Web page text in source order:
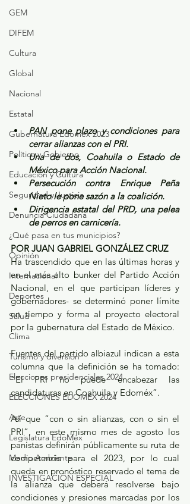
GEM
DIFEM
Cultura
Global
Nacional
Estatal
Gubernatura Edoméx 2023
Política y Gobierno
Educación y Cultura
Seguridad y Justicia
Denuncia Ciudadana
¿Qué pasa en tus municipios?
Opinión
Internacional
Deportes
Salud
Clima
Turismo y diversión
Elecciones presidenciales 2024
ELECCIONES EDOMEX 2024
Arte
Legislatura EdoMéx
Medio Ambiente
INVESTIGACIÓN ESPECIAL
PAN pone plazo y condiciones para
cerrar alianzas con el PRI.
Una de dos, Coahuila o Estado de
México para Acción Nacional.
Persecución contra Enrique Peña
Nieto le pone sazón a la coalición.
Dirigencia estatal del PRD, una pelea
de perros en carnicería.
POR JUAN GABRIEL GONZÁLEZ CRUZ
Ha trascendido que en las últimas horas y
en el más alto bunker del Partido Acción
Nacional, en el que participan líderes y
gobernadores- se determinó poner límite
en tiempo y forma al proyecto electoral
por la gubernatura del Estado de México.
Fuentes del partido albiazul indican a esta
columna que la definición se ha tomado:
“El PRI no puede encabezar las
candidaturas en Coahuila y Edoméx”.
Así que “con o sin alianzas, con o sin el
PRI”, en este mismo mes de agosto los
panistas definirán públicamente su ruta de
competencia para el 2023, por lo cual
queda en pronóstico reservado el tema de
la alianza que deberá resolverse bajo
condiciones y presiones marcadas por los